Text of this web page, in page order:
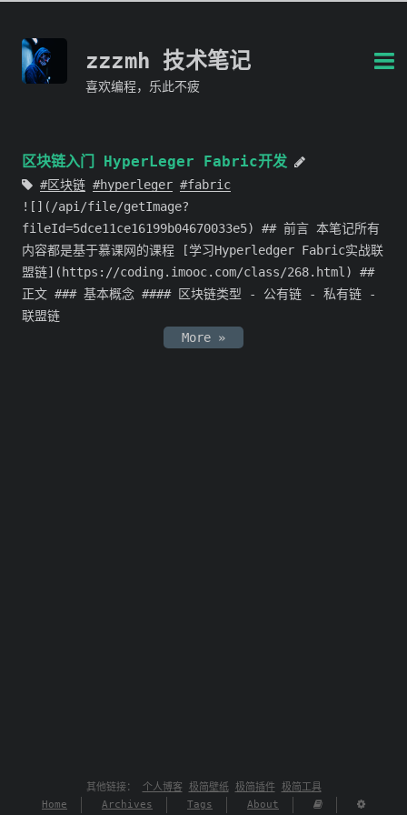
zzzmh 技术笔记
喜欢编程，乐此不疲
区块链入门 HyperLeger Fabric开发
区块链 hyperleger
fabric
![](/api/file/getImage?
fileId=5dce11ce16199b04670033e5) ## 前言 本笔记所有
内容都是基于慕课网的课程 [学习Hyperledger Fabric实战联
盟链](https://coding.imooc.com/class/268.html) ##
正文 ### 基本概念 #### 区块链类型 - 公有链 - 私有链 -
联盟链
More »
其他链接： 个人博客 极简壁纸 极简插件 极简工具
Home
Archives Tags About